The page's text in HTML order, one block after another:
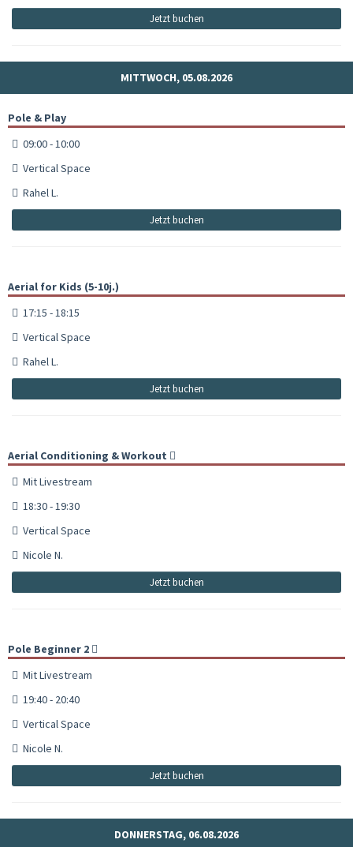
Jetzt buchen
MITTWOCH, 05.08.2026
Pole & Play
09:00 - 10:00
Vertical Space
Rahel L.
Jetzt buchen
Aerial for Kids (5-10j.)
17:15 - 18:15
Vertical Space
Rahel L.
Jetzt buchen
Aerial Conditioning & Workout
Mit Livestream
18:30 - 19:30
Vertical Space
Nicole N.
Jetzt buchen
Pole Beginner 2
Mit Livestream
19:40 - 20:40
Vertical Space
Nicole N.
Jetzt buchen
DONNERSTAG, 06.08.2026